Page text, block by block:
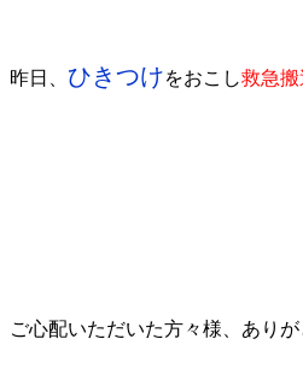
昨日、 ひきつけをおこし救急搬
ご心配いただいた方々様、ありが